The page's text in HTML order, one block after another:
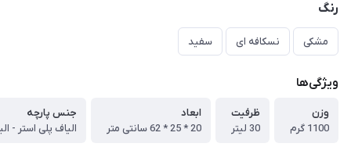
رنگ
مشکی نسکافه ای سفید
ویژگی‌ها
وزن
1100 گرم
ظرفیت
30 لیتر
ابعاد
20 * 25 * 62 سانتی متر
جنس پارچه
الیاف پلی استر -